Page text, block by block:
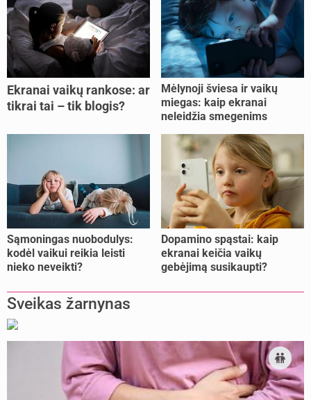
Ekranai vaikų rankose: ar
tikrai tai – tik blogis?
Mėlynoji šviesa ir vaikų
miegas: kaip ekranai
neleidžia smegenims
Sąmoningas nuobodulys:
kodėl vaikui reikia leisti
nieko neveikti?
Dopamino spąstai: kaip
ekranai keičia vaikų
gebėjimą susikaupti?
Sveikas žarnynas